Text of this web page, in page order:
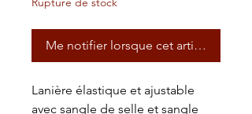
Me notifier lorsque cet article est
Lanière élastique et ajustable
avec sangle de selle et sangle